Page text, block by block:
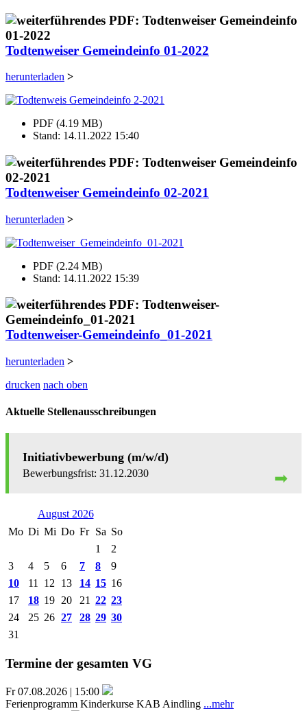
Todtenweiser Gemeindeinfo 01-2022
herunterladen >
PDF (4.19 MB)
Stand: 14.11.2022 15:40
Todtenweiser Gemeindeinfo 02-2021
herunterladen >
PDF (2.24 MB)
Stand: 14.11.2022 15:39
Todtenweiser-Gemeindeinfo_01-2021
herunterladen >
drucken nach oben
Aktuelle Stellenausschreibungen
Initiativbewerbung (m/w/d)
31.12.2030
August 2026
Mo Di Mi Do Fr Sa So
1
2
3
4 5 6 7 8
9
10
11 12 13 14 15 16
17
18 19 20 21 22 23
24
25 26 27 28 29 30
31
Termine der gesamten VG
Fr 07.08.2026 | 15:00
Ferienprogramm Kinderkurse KAB Aindling ...mehr